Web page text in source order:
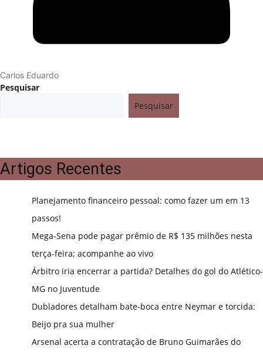
Carlos Eduardo
Pesquisar
Pesquisar
Artigos Recentes
Planejamento financeiro pessoal: como fazer um em 13
passos!
Mega-Sena pode pagar prêmio de R$ 135 milhões nesta
terça-feira; acompanhe ao vivo
Árbitro iria encerrar a partida? Detalhes do gol do Atlético-
MG no Juventude
Dubladores detalham bate-boca entre Neymar e torcida:
Beijo pra sua mulher
Arsenal acerta a contratação de Bruno Guimarães do